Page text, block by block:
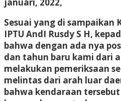
Sesuai yang di sampaikan
IPTU AndI Rusdy S H,
bahwa dengan ada nya
dan tahun baru kami dari
melakukan pemeriksaan
melintas dari arah luar
bahwa kendaraan